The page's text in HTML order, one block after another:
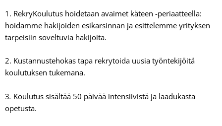
1. RekryKoulutus hoidetaan avaimet käteen -periaatteella:
hoidamme hakijoiden esikarsinnan ja esittelemme yrityksen
tarpeisiin soveltuvia hakijoita.
2. Kustannustehokas tapa rekrytoida uusia työntekijöitä
koulutuksen tukemana.
3. Koulutus sisältää 50 päivää intensiivistä ja laadukasta
opetusta.